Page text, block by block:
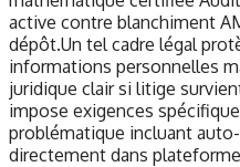
active contre blanchiment
dépôt.Un tel cadre légal
informations personnelles
juridique clair si litige
impose exigences
problématique incluant
directement dans